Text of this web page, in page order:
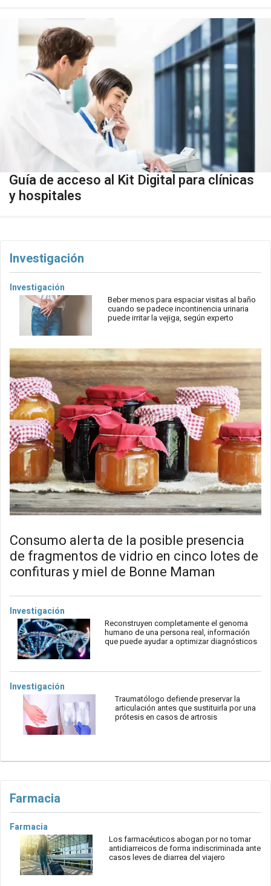
Guía de acceso al Kit Digital para clínicas
y hospitales
Investigación
Investigación
Beber menos para espaciar visitas al baño
cuando se padece incontinencia urinaria
puede irritar la vejiga, según experto
Consumo alerta de la posible presencia
de fragmentos de vidrio en cinco lotes de
confituras y miel de Bonne Maman
Investigación
Reconstruyen completamente el genoma
humano de una persona real, información
que puede ayudar a optimizar diagnósticos
Investigación
Traumatólogo defiende preservar la
articulación antes que sustituirla por una
prótesis en casos de artrosis
Farmacia
Farmacia
Los farmacéuticos abogan por no tomar
antidiarreicos de forma indiscriminada ante
casos leves de diarrea del viajero